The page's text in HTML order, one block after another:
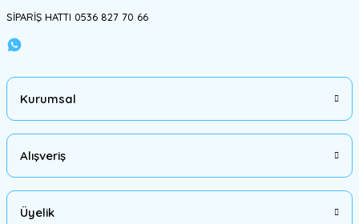
SİPARİŞ HATTI 0536 827 70 66
Kurumsal
Alışveriş
Üyelik